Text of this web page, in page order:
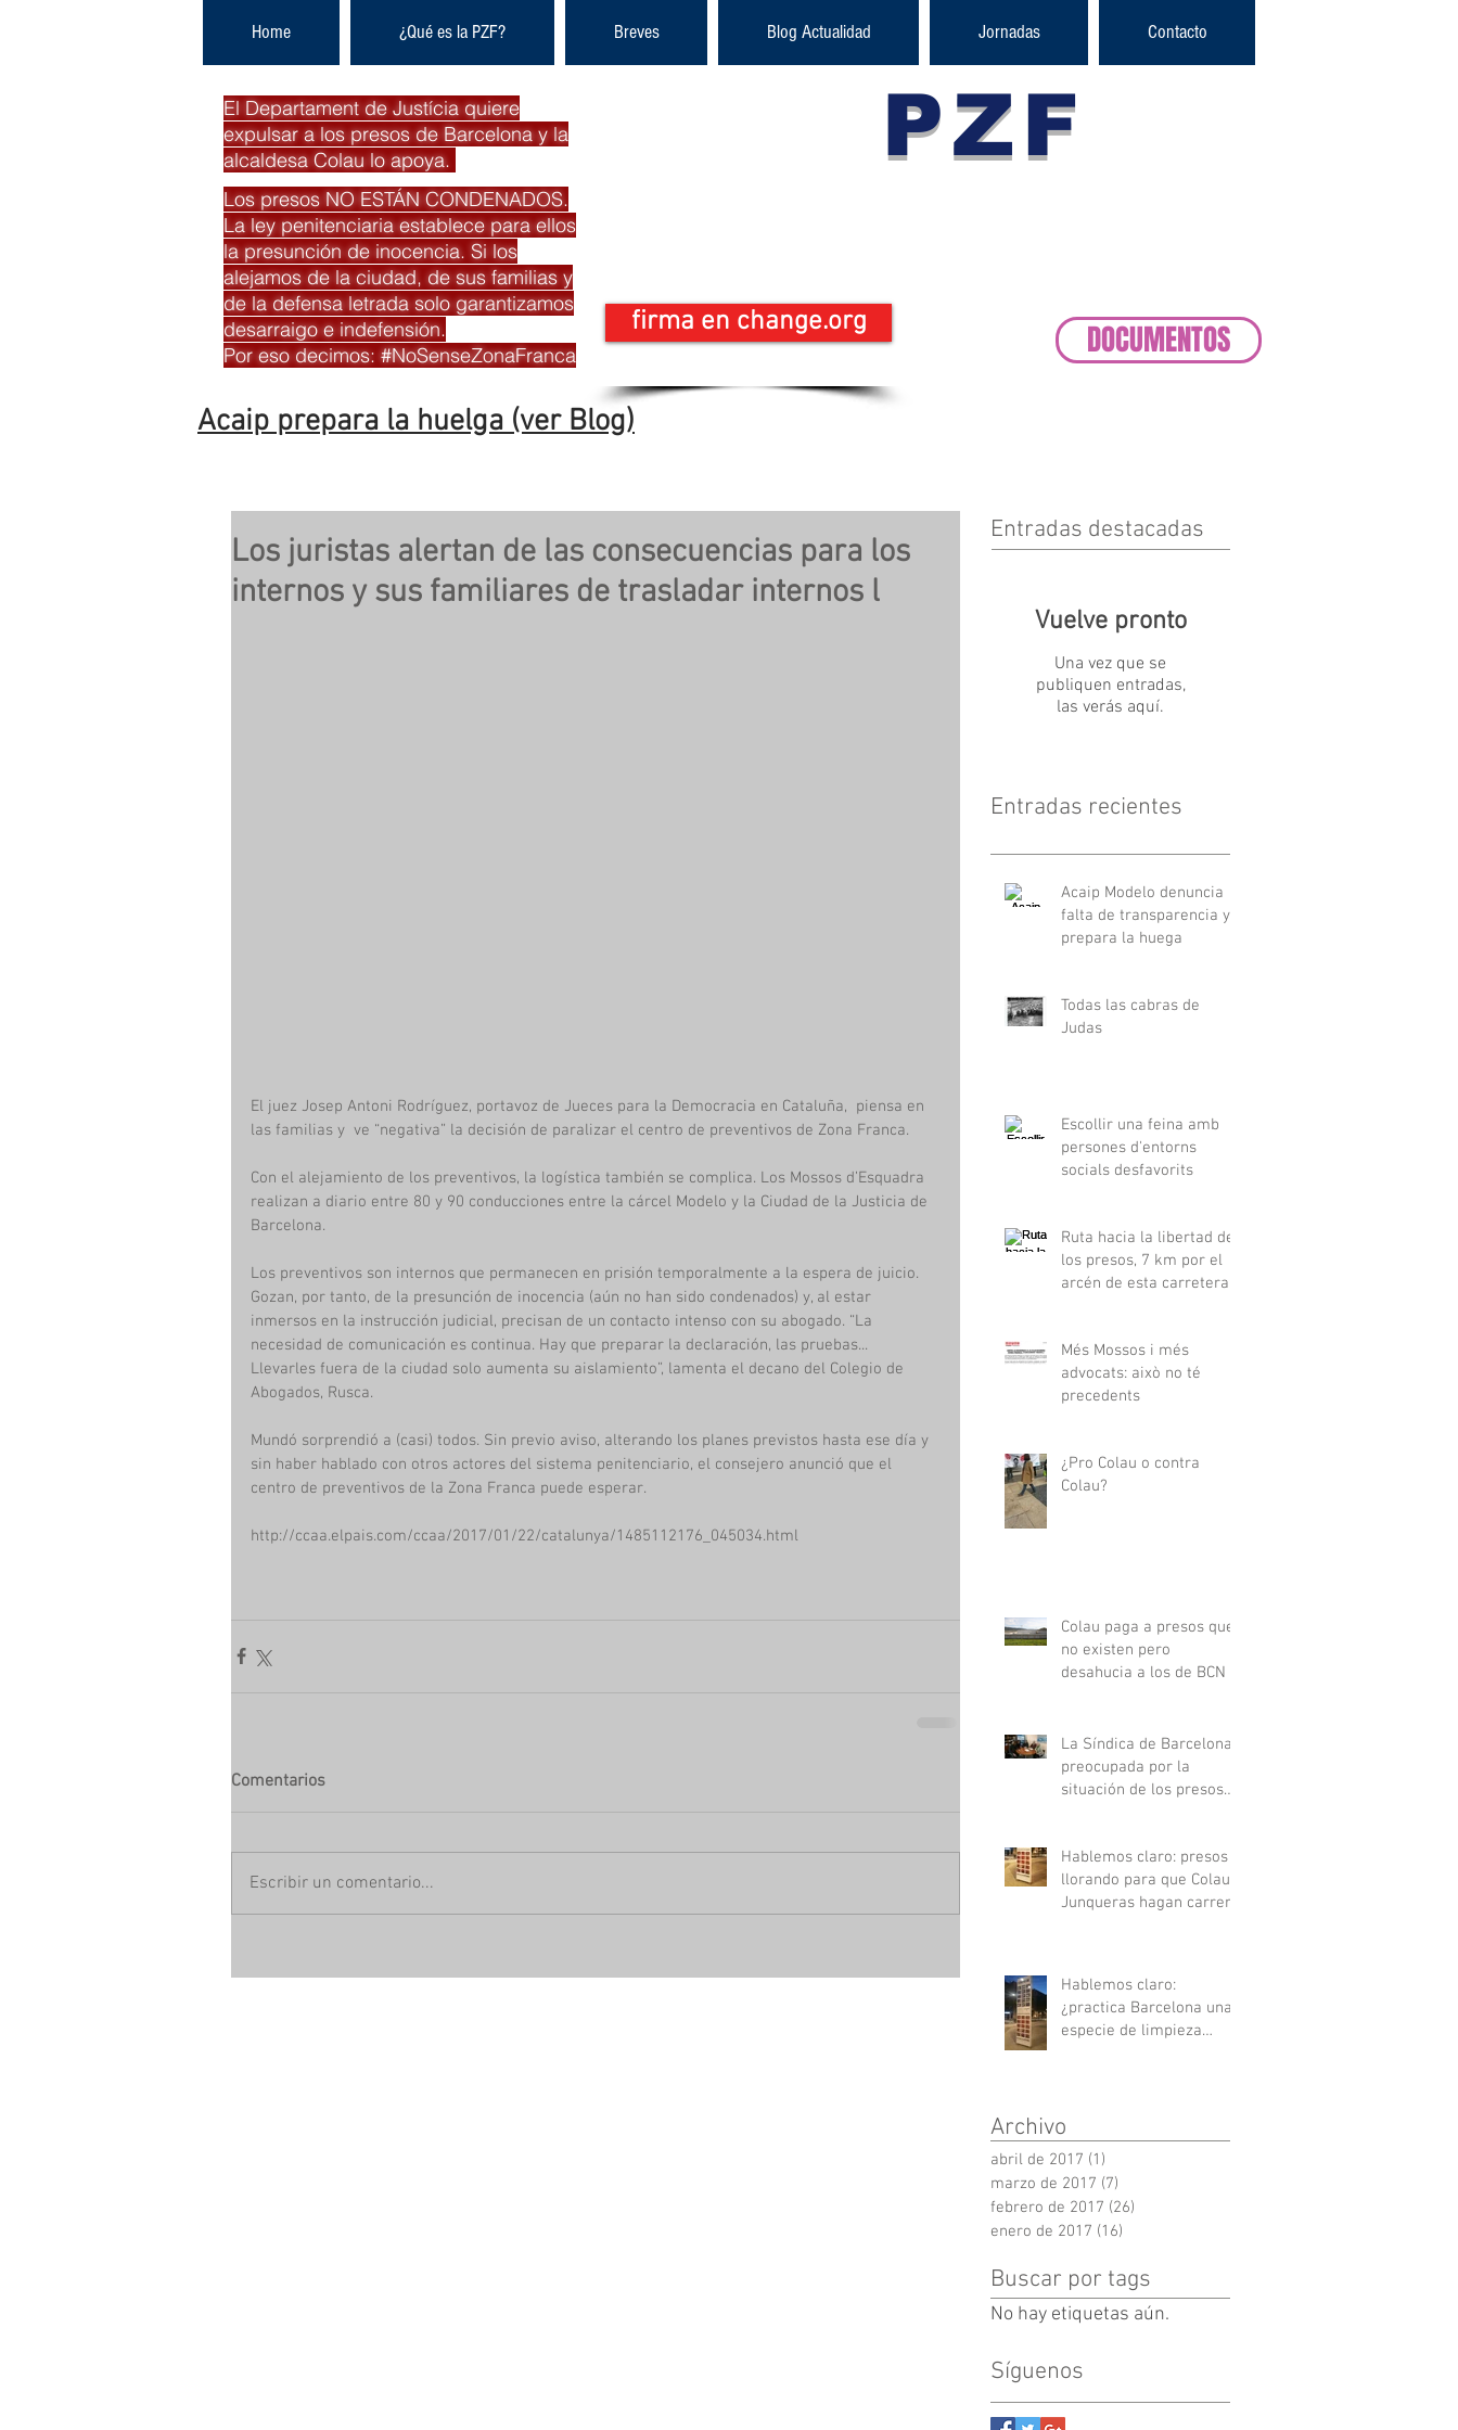
Home ¿Qué es la PZF? Breves Blog Actualidad Jornadas Contacto
El Departament de Justícia quiere
expulsar a los presos de Barcelona y la
alcaldesa Colau lo apoya.
Los presos NO ESTÁN CONDENADOS.
La ley penitenciaria establece para ellos
la presunción de inocencia. Si los
alejamos de la ciudad, de sus familias y
de la defensa letrada solo garantizamos
desarraigo e indefensión.
Por eso decimos: #NoSenseZonaFranca
PZF
firma en change.org DOCUMENTOS
Acaip prepara la huelga (ver Blog)
Los juristas alertan de las consecuencias para los
internos y sus familiares de trasladar internos l
El juez Josep Antoni Rodríguez, portavoz de Jueces para la Democracia en Cataluña,  piensa en
las familias y  ve “negativa” la decisión de paralizar el centro de preventivos de Zona Franca.
Con el alejamiento de los preventivos, la logística también se complica. Los Mossos d’Esquadra
realizan a diario entre 80 y 90 conducciones entre la cárcel Modelo y la Ciudad de la Justicia de
Barcelona.
Los preventivos son internos que permanecen en prisión temporalmente a la espera de juicio.
Gozan, por tanto, de la presunción de inocencia (aún no han sido condenados) y, al estar
inmersos en la instrucción judicial, precisan de un contacto intenso con su abogado. “La
necesidad de comunicación es continua. Hay que preparar la declaración, las pruebas...
Llevarles fuera de la ciudad solo aumenta su aislamiento”, lamenta el decano del Colegio de
Abogados, Rusca.
Mundó sorprendió a (casi) todos. Sin previo aviso, alterando los planes previstos hasta ese día y
sin haber hablado con otros actores del sistema penitenciario, el consejero anunció que el
centro de preventivos de la Zona Franca puede esperar.
http://ccaa.elpais.com/ccaa/2017/01/22/catalunya/1485112176_045034.html
Comentarios
Escribir un comentario...
Entradas destacadas
Vuelve pronto
Una vez que se
publiquen entradas,
las verás aquí.
Entradas recientes
Acaip Modelo denuncia
falta de transparencia y
prepara la huega
Todas las cabras de
Judas
Escollir una feina amb
persones d'entorns
socials desfavorits
Ruta hacia la libertad de
los presos, 7 km por el
arcén de esta carretera
Més Mossos i més
advocats: això no té
precedents
¿Pro Colau o contra
Colau?
Colau paga a presos que
no existen pero
desahucia a los de BCN
La Síndica de Barcelona
preocupada por la
situación de los presos
Hablemos claro: presos
llorando para que Colau y
Junqueras hagan carrera
Hablemos claro:
¿practica Barcelona una
especie de limpieza
Archivo
abril de 2017 (1)
marzo de 2017 (7)
febrero de 2017 (26)
enero de 2017 (16)
Buscar por tags
No hay etiquetas aún.
Síguenos